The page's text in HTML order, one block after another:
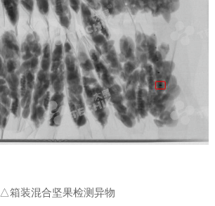
△箱装混合坚果检测异物